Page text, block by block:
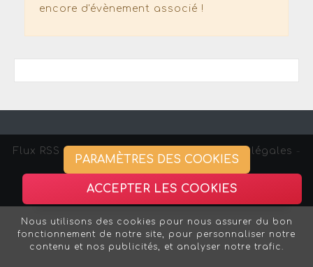
encore d'évènement associé !
Flux RSS - Gestion des cookies - Mentions légales
Association Strasbourg Curieux
PARAMÈTRES DES COOKIES
ACCEPTER LES COOKIES
Nous utilisons des cookies pour nous assurer du bon
fonctionnement de notre site, pour personnaliser notre
contenu et nos publicités, et analyser notre trafic.